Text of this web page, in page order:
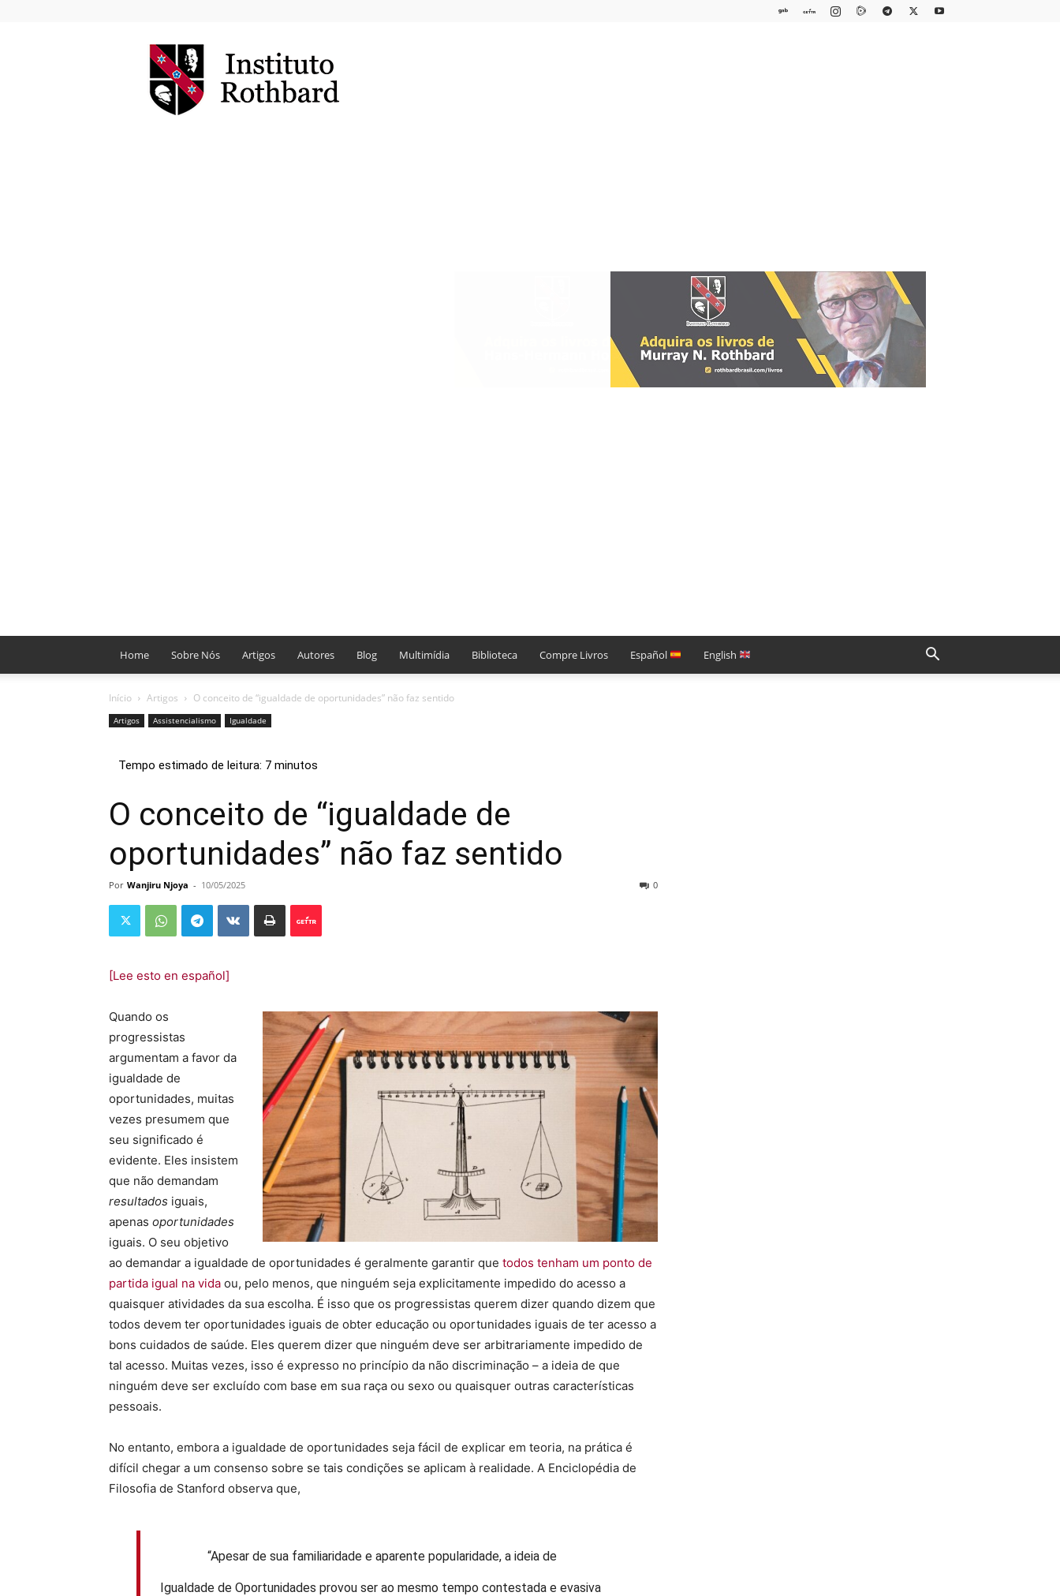
Instituto
Rothbard
Brasil
Home Sobre Nós Artigos Autores Blog Multimídia Biblioteca Compre Livros Español English
Início Artigos O conceito de “igualdade de oportunidades” não faz sentido
Artigos Assistencialismo Igualdade
O conceito de “igualdade de
oportunidades” não faz sentido
Por Wanjiru Njoya - 10/05/2025 0
[Lee esto en español]
Quando os
progressistas
argumentam a favor da
igualdade de
oportunidades, muitas
vezes presumem que
seu significado é
evidente. Eles insistem
que não demandam
resultados iguais,
apenas oportunidades
iguais. O seu objetivo
ao demandar a igualdade de oportunidades é geralmente garantir que todos tenham um ponto de
partida igual na vida ou, pelo menos, que ninguém seja explicitamente impedido do acesso a
quaisquer atividades da sua escolha. É isso que os progressistas querem dizer quando dizem que
todos devem ter oportunidades iguais de obter educação ou oportunidades iguais de ter acesso a
bons cuidados de saúde. Eles querem dizer que ninguém deve ser arbitrariamente impedido de
tal acesso. Muitas vezes, isso é expresso no princípio da não discriminação – a ideia de que
ninguém deve ser excluído com base em sua raça ou sexo ou quaisquer outras características
pessoais.
No entanto, embora a igualdade de oportunidades seja fácil de explicar em teoria, na prática é
difícil chegar a um consenso sobre se tais condições se aplicam à realidade. A Enciclopédia de
Filosofia de Stanford observa que,
“Apesar de sua familiaridade e aparente popularidade, a ideia de
Igualdade de Oportunidades provou ser ao mesmo tempo contestada e evasiva